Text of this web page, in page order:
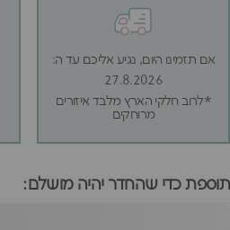
אם תזמינו היום, נגיע אליכם עד ה:
27.8.2026
*לרוב חלקי הארץ מלבד איזורים
מרוחקים
תוספת כדי שהחדר יהיה מושלם: